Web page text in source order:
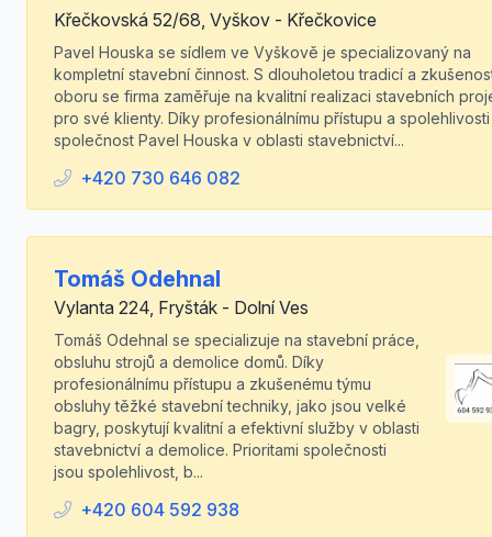
Křečkovská 52/68, Vyškov - Křečkovice
Pavel Houska se sídlem ve Vyškově je specializovaný na
kompletní stavební činnost. S dlouholetou tradicí a
oboru se firma zaměřuje na kvalitní realizaci stavebních
pro své klienty. Díky profesionálnímu přístupu a
společnost Pavel Houska v oblasti stavebnictví...
+420 730 646 082
Tomáš Odehnal
Vylanta 224, Fryšták - Dolní Ves
Tomáš Odehnal se specializuje na stavební práce,
obsluhu strojů a demolice domů. Díky
profesionálnímu přístupu a zkušenému týmu
obsluhy těžké stavební techniky, jako jsou velké
bagry, poskytují kvalitní a efektivní služby v oblasti
stavebnictví a demolice. Prioritami společnosti
jsou spolehlivost, b...
+420 604 592 938